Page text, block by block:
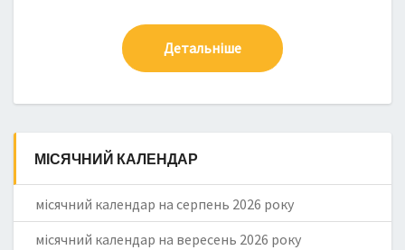
Детальніше
МІСЯЧНИЙ КАЛЕНДАР
місячний календар на серпень 2026 року
місячний календар на вересень 2026 року